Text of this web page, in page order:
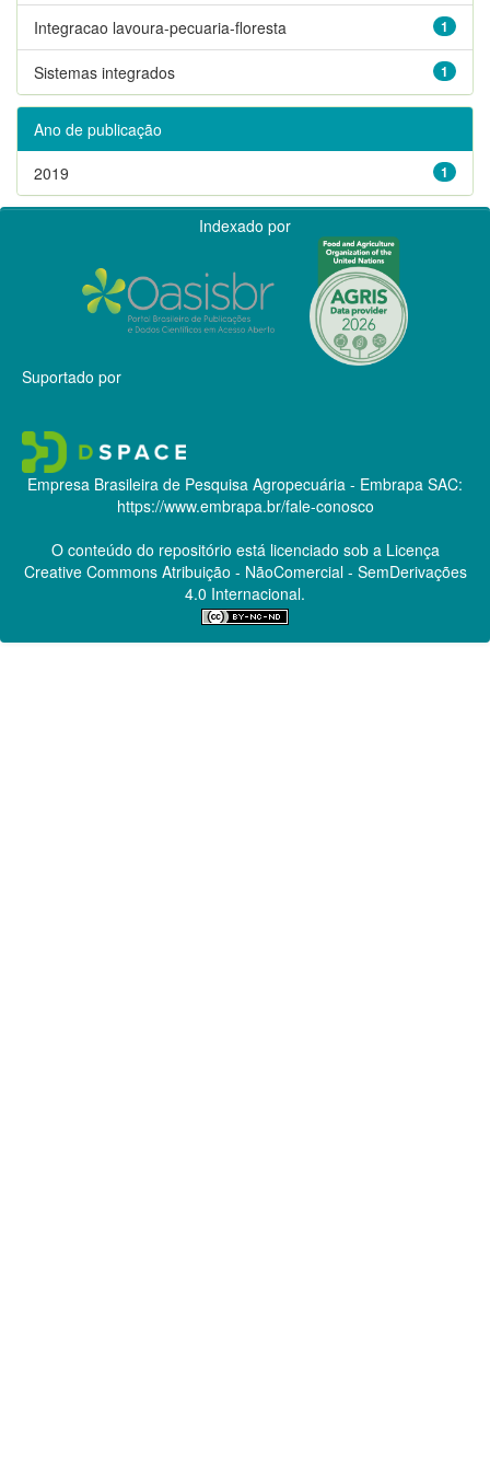
1
Integracao lavoura-pecuaria-floresta
1
Sistemas integrados
Ano de publicação
1
2019
Indexado por
Suportado por
Empresa Brasileira de Pesquisa Agropecuária - Embrapa SAC:
https://www.embrapa.br/fale-conosco
O conteúdo do repositório está licenciado sob a Licença
Creative CommonsAtribuição - NãoComercial - SemDerivações
4.0 Internacional.